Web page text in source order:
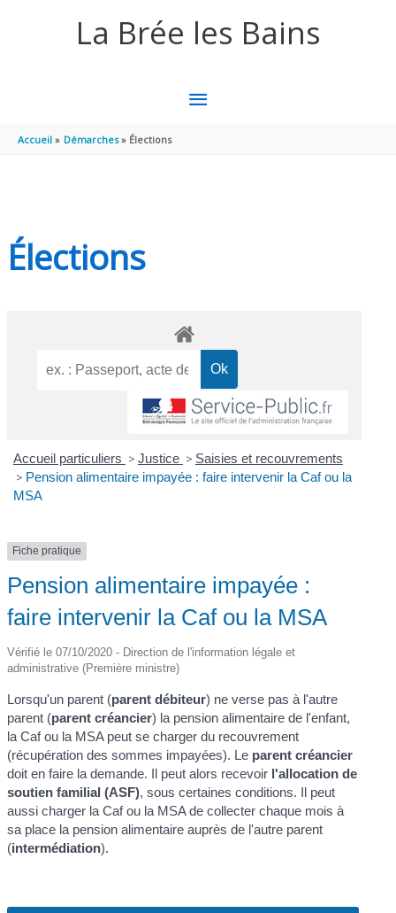
La Brée les Bains
MENU
Accueil Démarches Élections
Élections
Accueil particuliers > Justice > Saisies et recouvrements
> Pension alimentaire impayée : faire intervenir la Caf ou la
MSA
Fiche pratique
Pension alimentaire impayée :
faire intervenir la Caf ou la MSA
Vérifié le 07/10/2020 - Direction de l'information légale et
administrative (Première ministre)
Lorsqu'un parent (parent débiteur) ne verse pas à l'autre
parent (parent créancier) la pension alimentaire de l'enfant,
la Caf ou la MSA peut se charger du recouvrement
(récupération des sommes impayées). Le parent créancier
doit en faire la demande. Il peut alors recevoir l'allocation de
soutien familial (ASF), sous certaines conditions. Il peut
aussi charger la Caf ou la MSA de collecter chaque mois à
sa place la pension alimentaire auprès de l'autre parent
(intermédiation).